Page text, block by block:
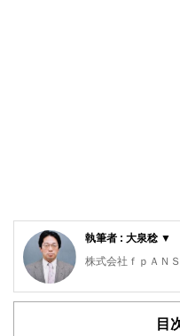
執筆者 : 大泉稔 ▼
株式会社ｆｐＡＮ
専門学校東京スク
刑務所職員、電鉄
目